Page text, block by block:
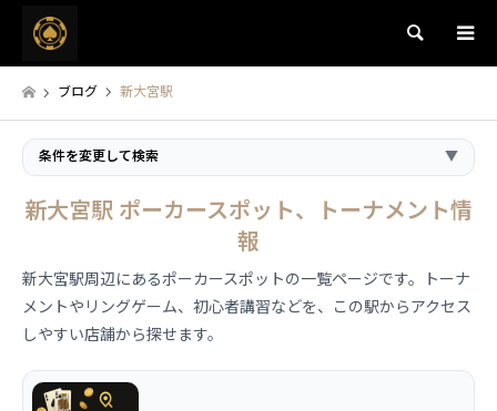
検索
ブログ 新大宮駅
条件を変更して検索 ▼
新大宮駅 ポーカースポット、トーナメント情
報
新大宮駅周辺にあるポーカースポットの一覧ページです。トーナ
メントやリングゲーム、初心者講習などを、この駅からアクセス
しやすい店舗から探せます。